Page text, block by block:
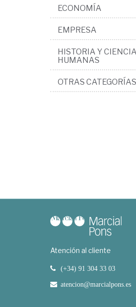
ECONOMÍA
EMPRESA
HISTORIA Y
HUMANAS
OTRAS CATEGORÍAS
Atención al cliente
(+34) 91 304 33 03
atencion@marcialpons.es